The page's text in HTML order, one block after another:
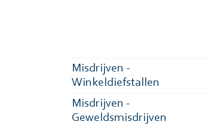
Misdrijven -
Winkeldiefstallen
Misdrijven -
Geweldsmisdrijven